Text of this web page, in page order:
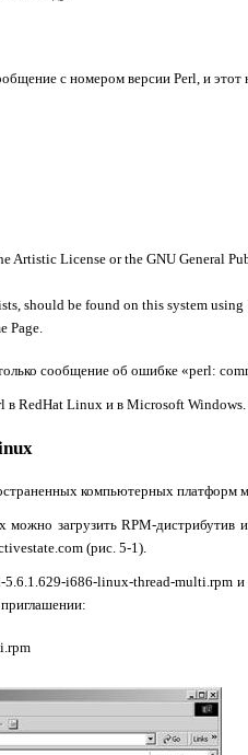
с номером версии Perl, и этот
Artistic License or the GNU General
should be found on this system
Page.
сообщение об ошибке «perl:
в RedHat Linuxи в Microsoft Windows.
компьютерных платформ
можно загрузитьRPM-дистрибутив
.com (рис. 5-1).
-5.6.1.629-i686-linux-thread-multi.rpmи